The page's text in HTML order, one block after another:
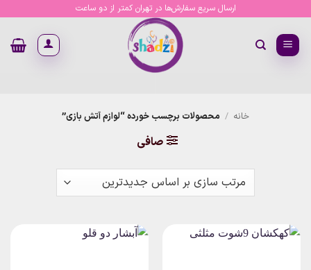
content
ارسال سریع سفارش‌ها در تهران کمتر از دو ساعت
خانه / محصولات برچسب خورده “لوازم آتش بازی”
صافی